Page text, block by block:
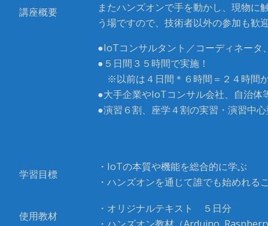
講座概要
またハンズオンで手を動かし、現物
う場ですので、技術者以外の参加も歓
●IoTコンサルタント／コーディネータ
●５日間３５時間で実施！
※以前は４日間＊６時間＝２４時間
●大手企業やIoTコンサル会社、自治体
●演習６割、座学４割の実習・演習中
学習目標
・IoTの本質や機能を総合的に学ぶ
・ハンズオンを通じて誰でも始めれる
使用教材
・オリジナルテキスト ５日分
・ハンズオン教材（Arduino,